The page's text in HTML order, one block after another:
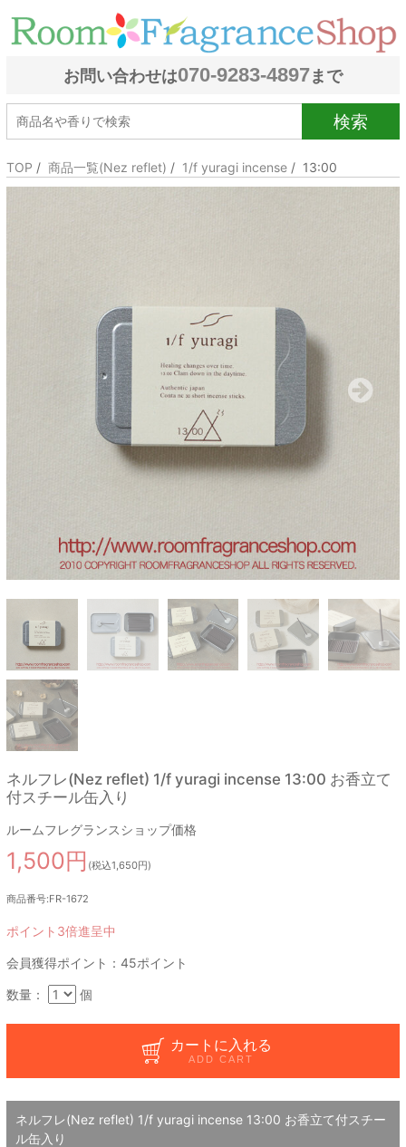
お問い合わせは070-9283-4897まで
検索
TOP / 商品一覧(Nez reflet) / 1/f yuragi incense / 13:00
ネルフレ(Nez reflet) 1/f yuragi incense 13:00 お香立て
付スチール缶入り
ルームフレグランスショップ価格
1,500円 (税込1,650円)
商品番号:FR-1672
ポイント3倍進呈中
会員獲得ポイント：45ポイント
数量： 個
カートに入れる
ADD CART
ネルフレ(Nez reflet) 1/f yuragi incense 13:00 お香立て付スチー
ル缶入り